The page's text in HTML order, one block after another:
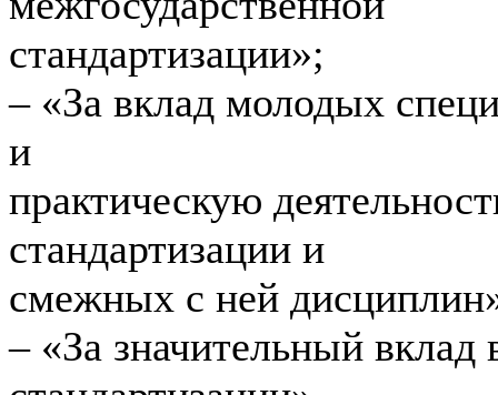
стандартизации»;
– «За вклад молодых
и
практическую
стандартизации и
смежных с ней
– «За значительный вклад